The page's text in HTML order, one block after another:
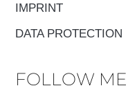
IMPRINT
DATA PROTECTION
FOLLOW ME